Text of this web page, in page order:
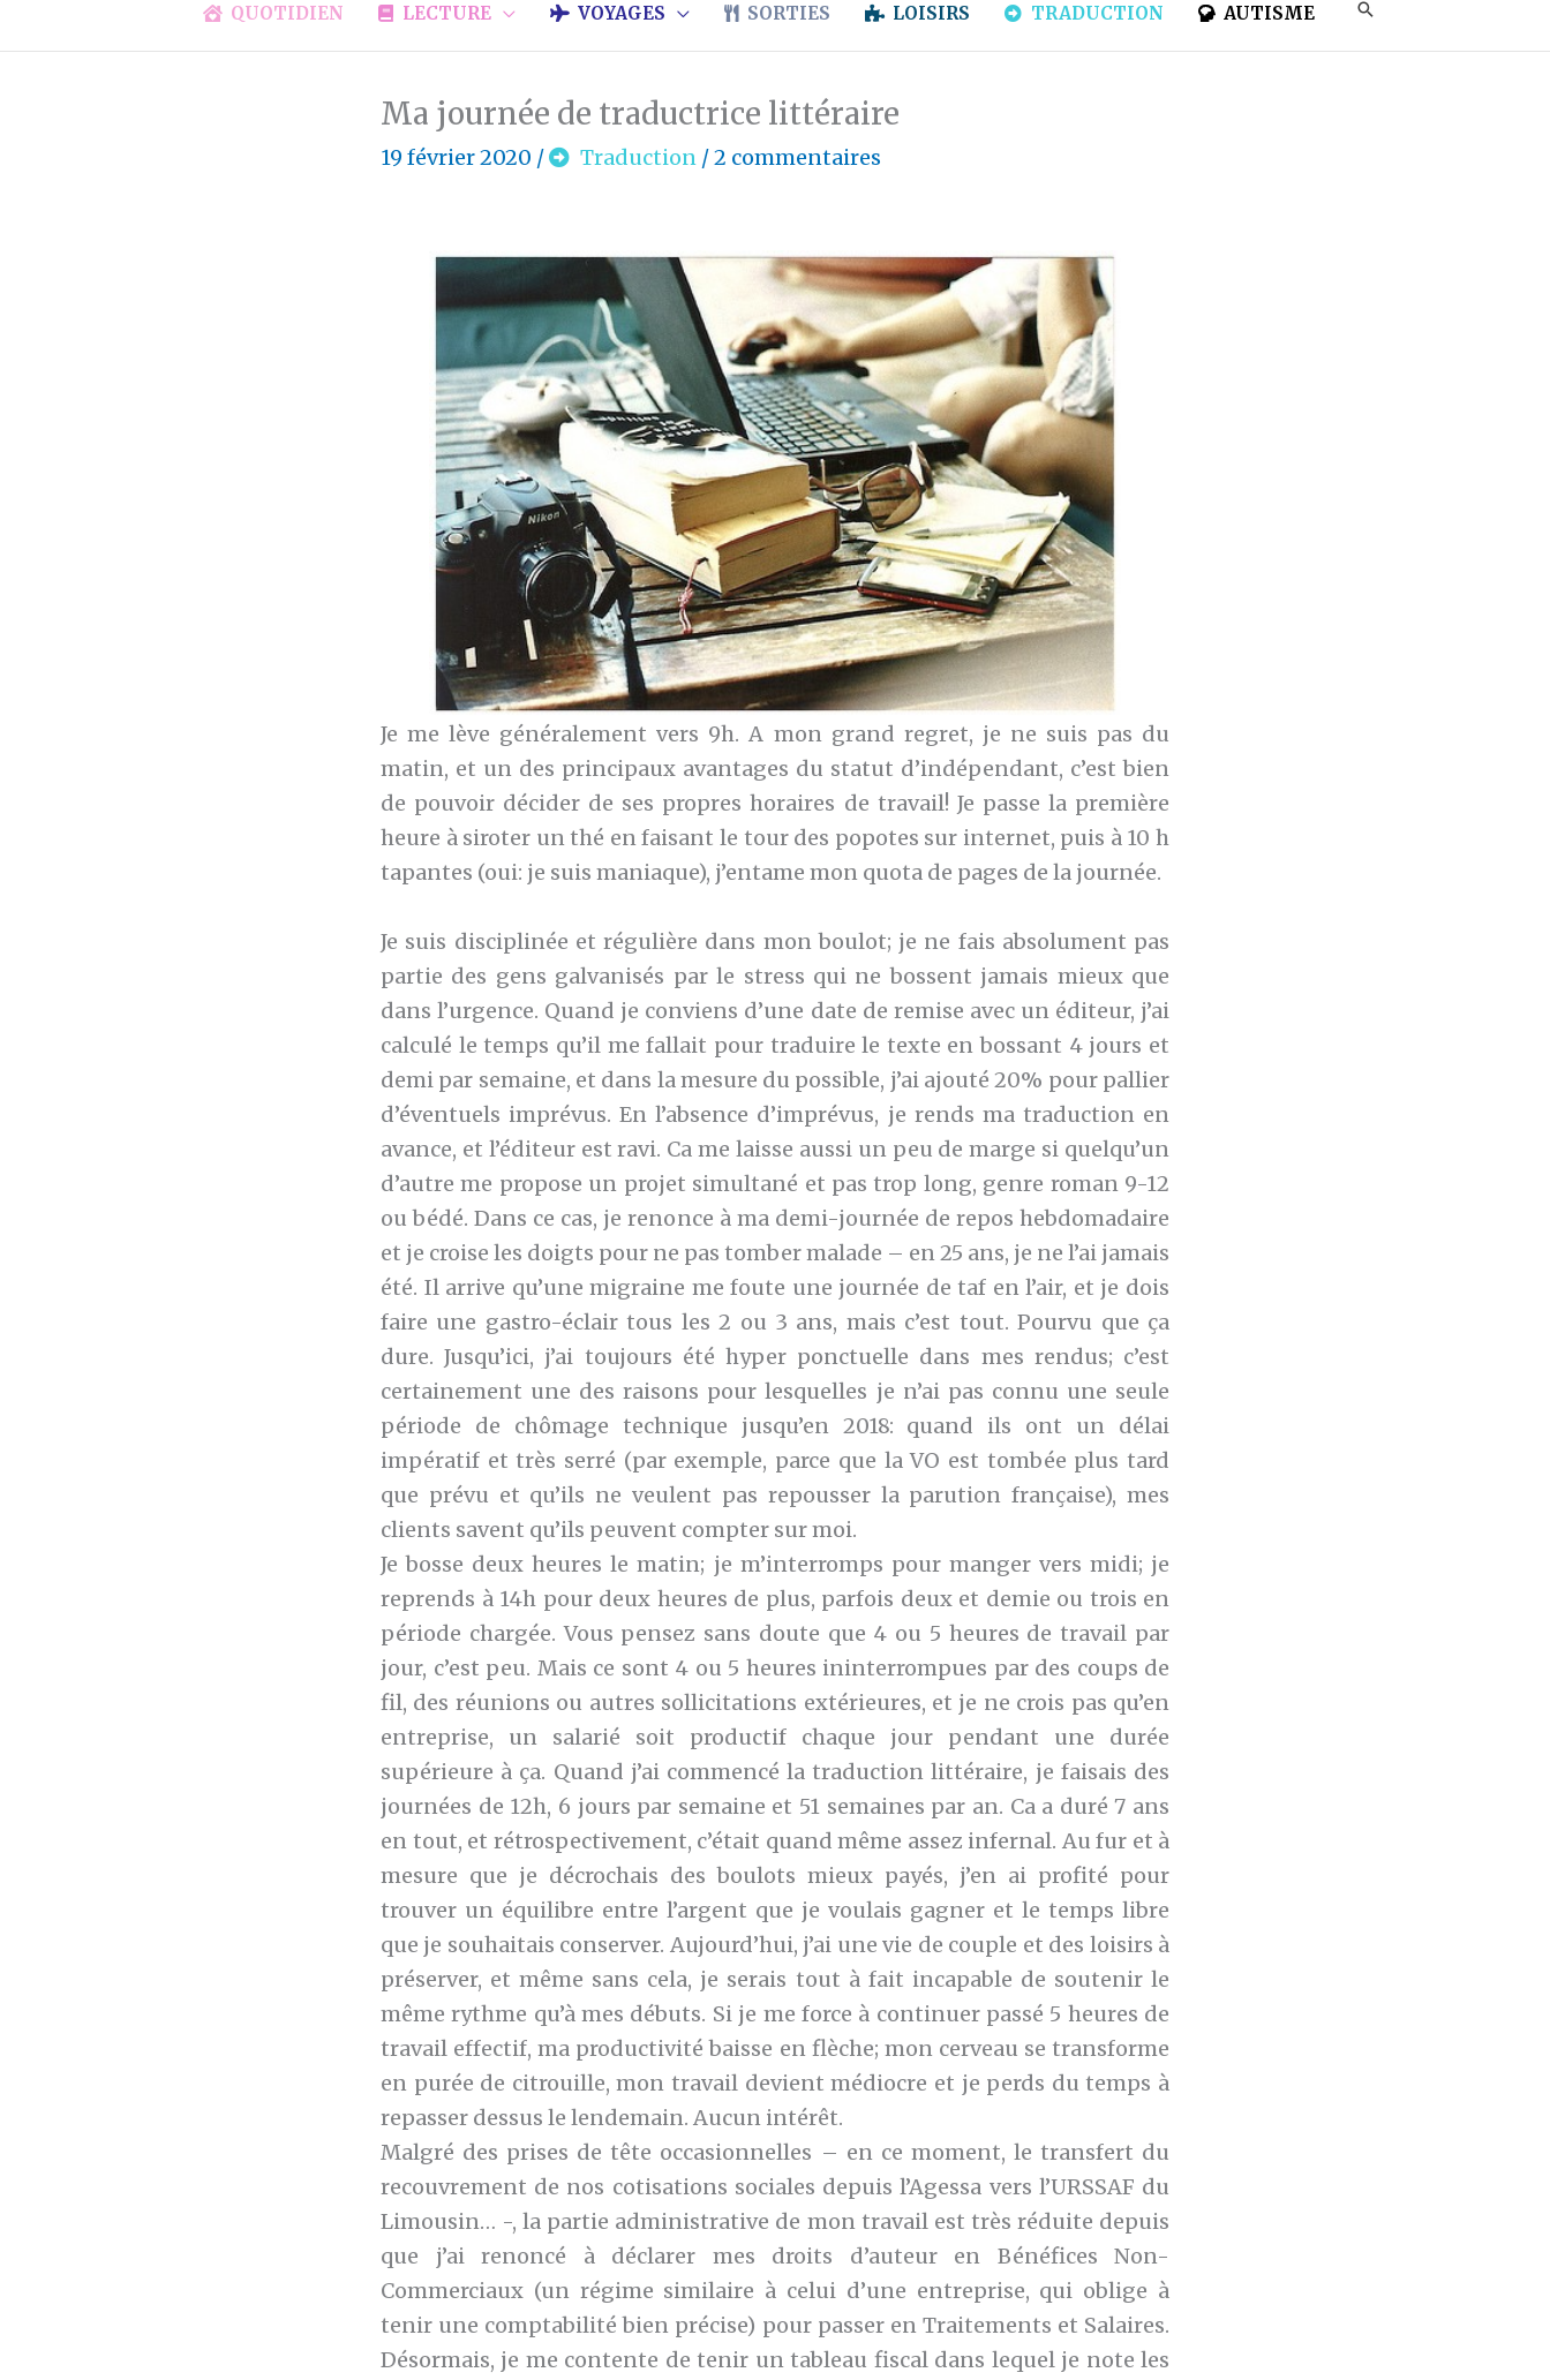
QUOTIDIEN LECTURE VOYAGES SORTIES LOISIRS TRADUCTION AUTISME
Ma journée de traductrice littéraire
19 février 2020 / Traduction /2 commentaires
Je me lève généralement vers 9h. A mon grand regret, je ne suis pas du
matin, et un des principaux avantages du statut d’indépendant, c’est bien
de pouvoir décider de ses propres horaires de travail! Je passe la première
heure à siroter un thé en faisant le tour des popotes sur internet, puis à 10 h
tapantes (oui: je suis maniaque), j’entame mon quota de pages de la journée.
Je suis disciplinée et régulière dans mon boulot; je ne fais absolument pas
partie des gens galvanisés par le stress qui ne bossent jamais mieux que
dans l’urgence. Quand je conviens d’une date de remise avec un éditeur, j’ai
calculé le temps qu’il me fallait pour traduire le texte en bossant 4 jours et
demi par semaine, et dans la mesure du possible, j’ai ajouté 20% pour pallier
d’éventuels imprévus. En l’absence d’imprévus, je rends ma traduction en
avance, et l’éditeur est ravi. Ca me laisse aussi un peu de marge si quelqu’un
d’autre me propose un projet simultané et pas trop long, genre roman 9-12
ou bédé. Dans ce cas, je renonce à ma demi-journée de repos hebdomadaire
et je croise les doigts pour ne pas tomber malade – en 25 ans, je ne l’ai jamais
été. Il arrive qu’une migraine me foute une journée de taf en l’air, et je dois
faire une gastro-éclair tous les 2 ou 3 ans, mais c’est tout. Pourvu que ça
dure. Jusqu’ici, j’ai toujours été hyper ponctuelle dans mes rendus; c’est
certainement une des raisons pour lesquelles je n’ai pas connu une seule
période de chômage technique jusqu’en 2018: quand ils ont un délai
impératif et très serré (par exemple, parce que la VO est tombée plus tard
que prévu et qu’ils ne veulent pas repousser la parution française), mes
clients savent qu’ils peuvent compter sur moi.
Je bosse deux heures le matin; je m’interromps pour manger vers midi; je
reprends à 14h pour deux heures de plus, parfois deux et demie ou trois en
période chargée. Vous pensez sans doute que 4 ou 5 heures de travail par
jour, c’est peu. Mais ce sont 4 ou 5 heures ininterrompues par des coups de
fil, des réunions ou autres sollicitations extérieures, et je ne crois pas qu’en
entreprise, un salarié soit productif chaque jour pendant une durée
supérieure à ça. Quand j’ai commencé la traduction littéraire, je faisais des
journées de 12h, 6 jours par semaine et 51 semaines par an. Ca a duré 7 ans
en tout, et rétrospectivement, c’était quand même assez infernal. Au fur et à
mesure que je décrochais des boulots mieux payés, j’en ai profité pour
trouver un équilibre entre l’argent que je voulais gagner et le temps libre
que je souhaitais conserver. Aujourd’hui, j’ai une vie de couple et des loisirs à
préserver, et même sans cela, je serais tout à fait incapable de soutenir le
même rythme qu’à mes débuts. Si je me force à continuer passé 5 heures de
travail effectif, ma productivité baisse en flèche; mon cerveau se transforme
en purée de citrouille, mon travail devient médiocre et je perds du temps à
repasser dessus le lendemain. Aucun intérêt.
Malgré des prises de tête occasionnelles – en ce moment, le transfert du
recouvrement de nos cotisations sociales depuis l’Agessa vers l’URSSAF du
Limousin… -, la partie administrative de mon travail est très réduite depuis
que j’ai renoncé à déclarer mes droits d’auteur en Bénéfices Non-
Commerciaux (un régime similaire à celui d’une entreprise, qui oblige à
tenir une comptabilité bien précise) pour passer en Traitements et Salaires.
Désormais, je me contente de tenir un tableau fiscal dans lequel je note les